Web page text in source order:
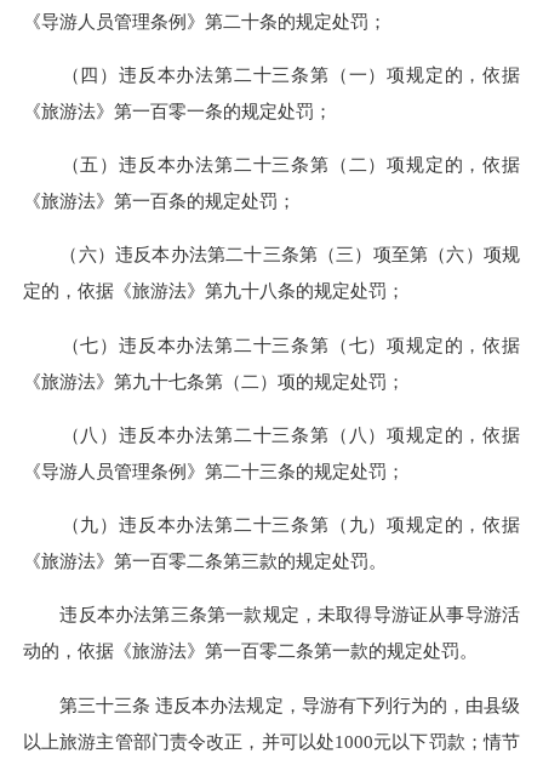
《导游人员管理条例》第二十条的规定处罚；
（四）违反本办法第二十三条第（一）项规定的，依据
《旅游法》第一百零一条的规定处罚；
（五）违反本办法第二十三条第（二）项规定的，依据
《旅游法》第一百条的规定处罚；
（六）违反本办法第二十三条第（三）项至第（六）项规
定的，依据《旅游法》第九十八条的规定处罚；
（七）违反本办法第二十三条第（七）项规定的，依据
《旅游法》第九十七条第（二）项的规定处罚；
（八）违反本办法第二十三条第（八）项规定的，依据
《导游人员管理条例》第二十三条的规定处罚；
（九）违反本办法第二十三条第（九）项规定的，依据
《旅游法》第一百零二条第三款的规定处罚。
违反本办法第三条第一款规定，未取得导游证从事导游活
动的，依据《旅游法》第一百零二条第一款的规定处罚。
第三十三条 违反本办法规定，导游有下列行为的，由县级
以上旅游主管部门责令改正，并可以处1000元以下罚款；情节